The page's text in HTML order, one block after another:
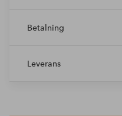
Betalning
Leverans